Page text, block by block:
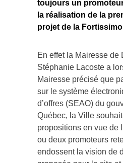
la réalisation de la
projet de la Fortissimo
Stéphanie Lacoste a
Mairesse précisé que
sur le système
d’offres (SEAO) du
Québec, la Ville
propositions en vue de
ou deux promoteurs
endossent la vision de
proposée pour le site et